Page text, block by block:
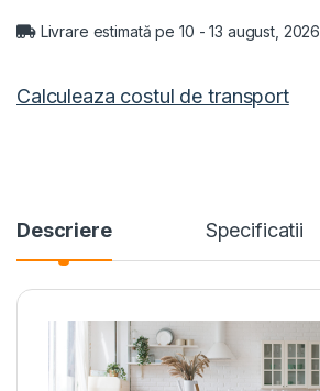
Livrare estimată pe 10 - 13 august, 2026
Calculeaza costul de transport
Descriere Specificatii